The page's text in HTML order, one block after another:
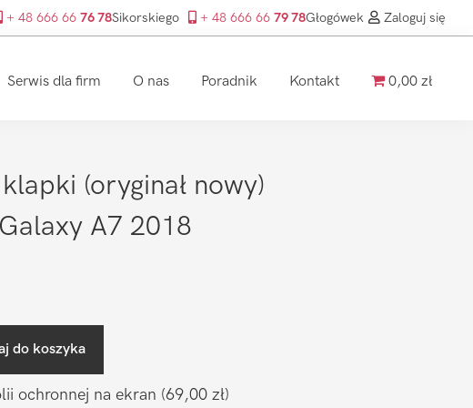
+ 48 666 66 76 78Sikorskiego + 48 666 66 79 78Głogówek Zaloguj się
Serwis dla firm O nas Poradnik Kontakt 0,00 zł
(oryginał nowy)
A7 2018
do koszyka
ochronnej na ekran (69,00 zł)